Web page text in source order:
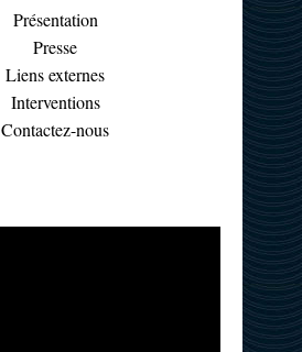
Présentation
Presse
Liens externes
Interventions
Contactez-nous